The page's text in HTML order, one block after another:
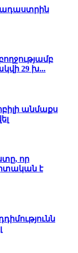
29 խ...
անմաքս
որ
է